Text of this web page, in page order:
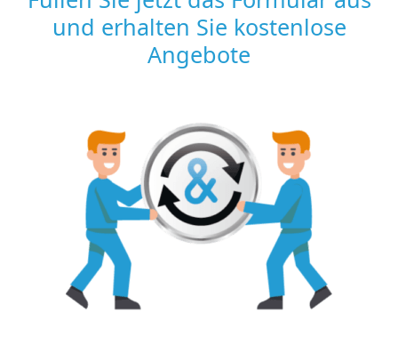
und erhalten Sie kostenlose
Angebote